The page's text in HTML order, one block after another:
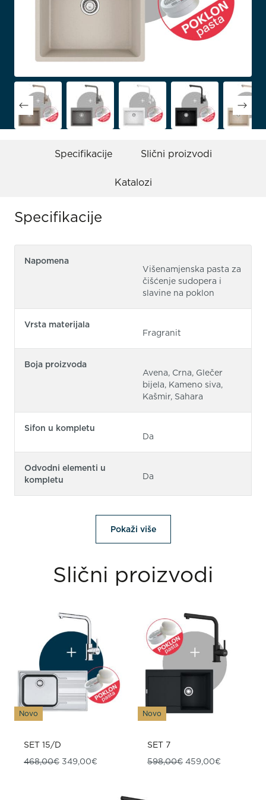
Specifikacije Slični proizvodi
Katalozi
Specifikacije
Napomena
Višenamjenska pasta za
čišćenje sudopera i
slavine na poklon
Vrsta materijala
Fragranit
Boja proizvoda
Avena, Crna, Glečer
bijela, Kameno siva,
Kašmir, Sahara
Sifon u kompletu
Da
Odvodni elementi u
kompletu
Da
Pokaži više
Slični proizvodi
Novo
SET 15/D
468,00€ Izvorna cijena bila je: 468,00€.
349,00€ Trenutna cijena je: 349,00€.
Novo
SET 7
598,00€ Izvorna cijena bila
459,00€